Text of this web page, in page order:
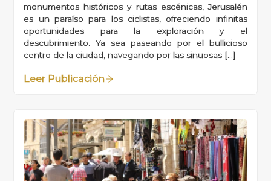
monumentos históricos y rutas escénicas, Jerusalén
es un paraíso para los ciclistas, ofreciendo infinitas
oportunidades para la exploración y el
descubrimiento. Ya sea paseando por el bullicioso
centro de la ciudad, navegando por las sinuosas […]
Leer Publicación